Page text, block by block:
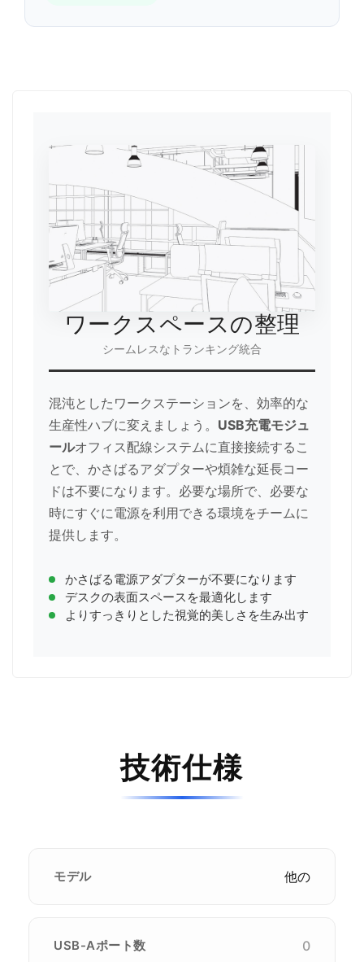
ワークスペースの整理
シームレスなトランキング統合
混沌としたワークステーションを、効率的な
生産性ハブに変えましょう。 USB充電モジュ
ールオフィス配線システムに直接接続するこ
とで、かさばるアダプターや煩雑な延長コー
ドは不要になります。必要な場所で、必要な
時にすぐに電源を利用できる環境をチームに
提供します。
かさばる電源アダプターが不要になります
デスクの表面スペースを最適化します
よりすっきりとした視覚的美しさを生み出す
技術仕様
モデル 他の
USB-Aポート数 0